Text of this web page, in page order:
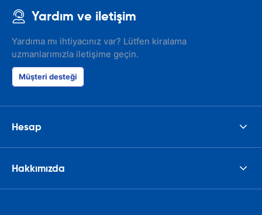
Yardım ve iletişim
Yardıma mı ihtiyacınız var? Lütfen kiralama
uzmanlarımızla iletişime geçin.
Müşteri desteği
Hesap
Hakkımızda